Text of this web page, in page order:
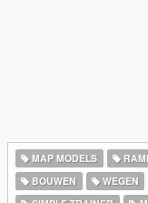
MAP MODELS
BOUWEN
WEGEN